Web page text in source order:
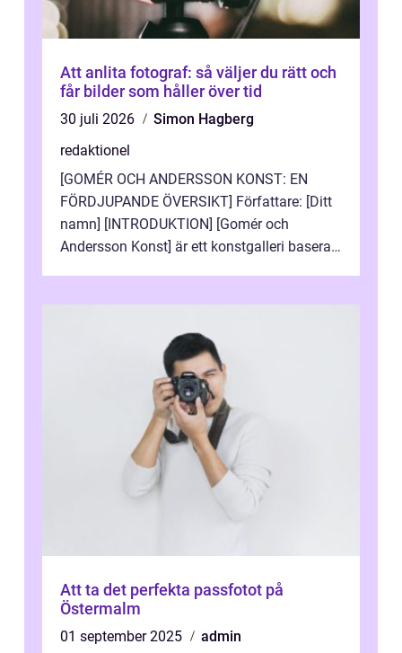
Att anlita fotograf: så väljer du rätt och
får bilder som håller över tid
30 juli 2026
Simon Hagberg
redaktionel
[GOMÉR OCH ANDERSSON KONST: EN
FÖRDJUPANDE ÖVERSIKT] Författare: [Ditt
namn] [INTRODUKTION] [Gomér och
Andersson Konst] är ett konstgalleri baserat
Att ta det perfekta passfotot på
Östermalm
01 september 2025
admin